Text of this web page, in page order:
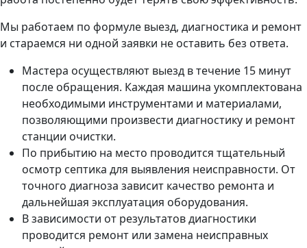
Мы работаем по формуле выезд, диагностика и ремонт
и стараемся ни одной заявки не оставить без ответа.
Мастера осуществляют выезд в течение 15 минут
после обращения. Каждая машина укомплектована
необходимыми инструментами и материалами,
позволяющими произвести диагностику и ремонт
станции очистки.
По прибытию на место проводится тщательный
осмотр септика для выявления неисправности. От
точного диагноза зависит качество ремонта и
дальнейшая эксплуатация оборудования.
В зависимости от результатов диагностики
проводится ремонт или замена неисправных